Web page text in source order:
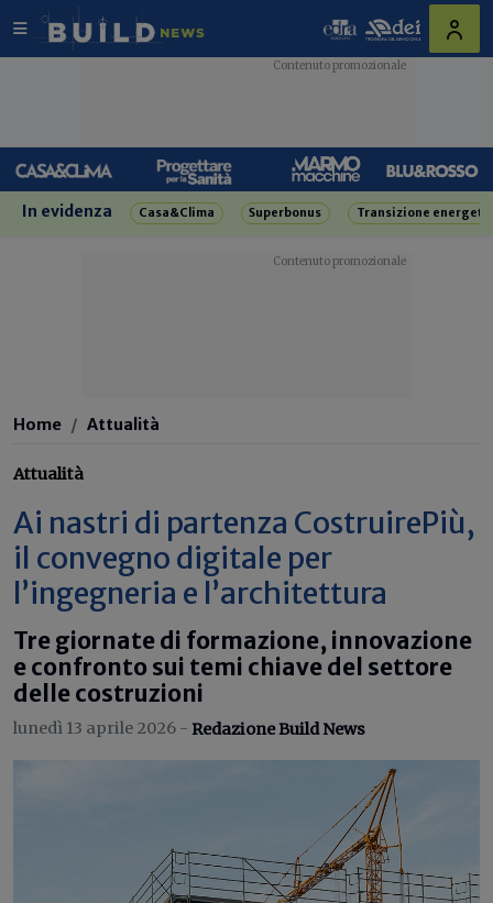
In evidenza Casa&Clima Superbonus Transizione
Home Attualità
Attualità
Ai nastri di partenza CostruirePiù,
il convegno digitale per
l’ingegneria e l’architettura
Tre giornate di formazione, innovazione
e confronto sui temi chiave del settore
delle costruzioni
lunedì 13 aprile 2026 - Redazione Build News